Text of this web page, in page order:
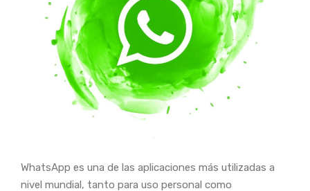
WhatsApp es una de las aplicaciones más utilizadas a
nivel mundial, tanto para uso personal como